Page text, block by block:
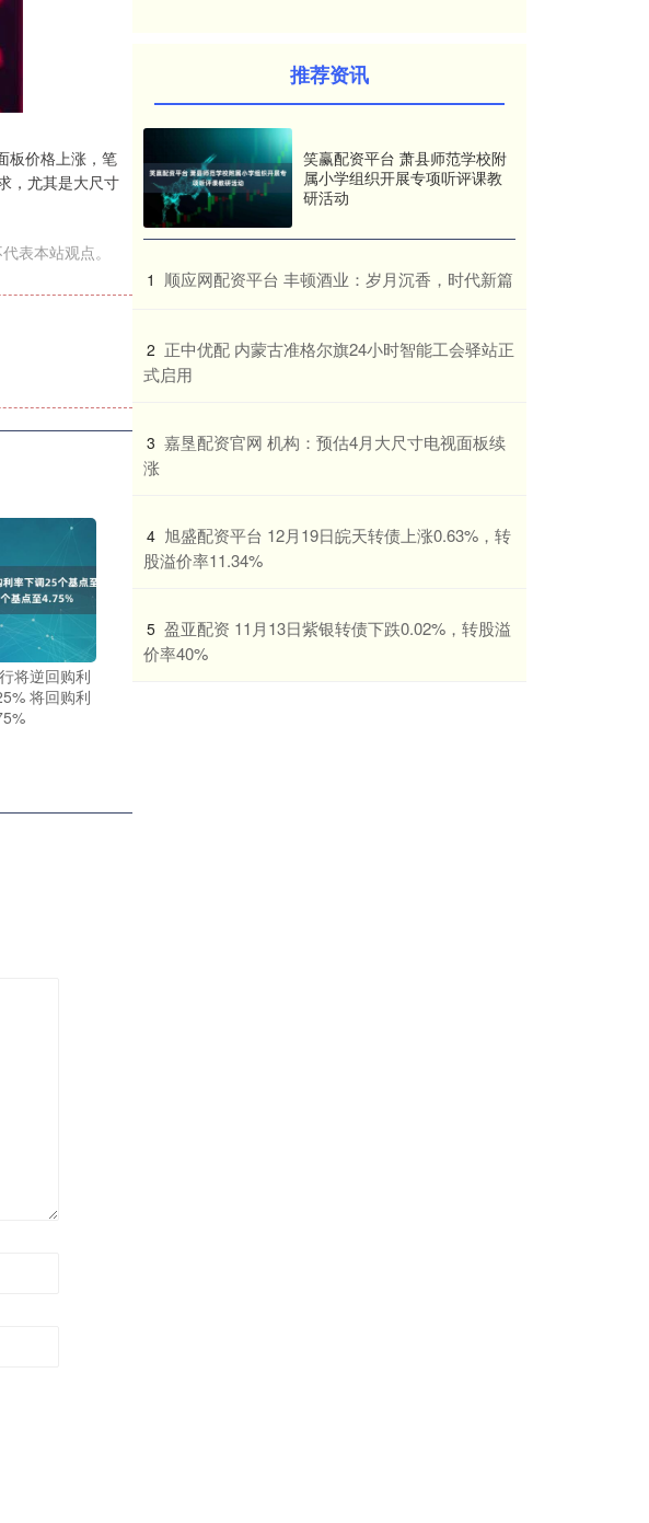
板价格上涨，笔
，尤其是大尺寸
表本站观点。
将逆回购利
将回购利
推荐资讯
笑赢配资平台 萧县师范学校附
属小学组织开展专项听评课教
研活动
1 ​顺应网配资平台 丰顿酒业：岁月沉香，时代新篇
2 ​正中优配 内蒙古准格尔旗24小时智能工会驿站正
式启用
3 ​嘉垦配资官网 机构：预估4月大尺寸电视面板续
涨
4 ​旭盛配资平台 12月19日皖天转债上涨0.63%，转
股溢价率11.34%
5 ​盈亚配资 11月13日紫银转债下跌0.02%，转股溢
价率40%